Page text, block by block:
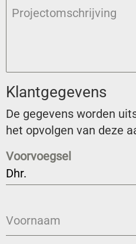
Projectomschrijving
Klantgegevens
De gegevens worden
het opvolgen van deze
Voorvoegsel
Dhr.
Voornaam